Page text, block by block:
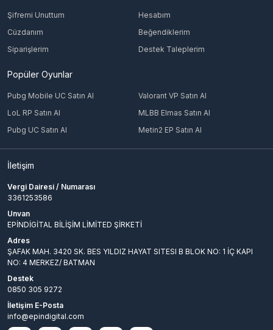
Şifremi Unuttum
Hesabım
Cüzdanım
Beğendiklerim
Siparişlerim
Destek Taleplerim
Popüler Oyunlar
Pubg Mobile UC Satın Al
Valorant VP Satın Al
LoL RP Satın Al
MLBB Elmas Satın Al
Pubg UC Satın Al
Metin2 EP Satın Al
İletişim
Vergi Dairesi / Numarası
3361253586
Unvan
EPİNDİGİTAL BİLİŞİM LİMİTED ŞİRKETİ
Adres
ŞAFAK MAH. 3420 SK. BES YILDIZ HAYAT SITESI B BLOK NO: 1 İÇ KAPI
NO: 4 MERKEZ/ BATMAN
Destek
0850 305 9272
İletişim E-Posta
info@epindigital.com